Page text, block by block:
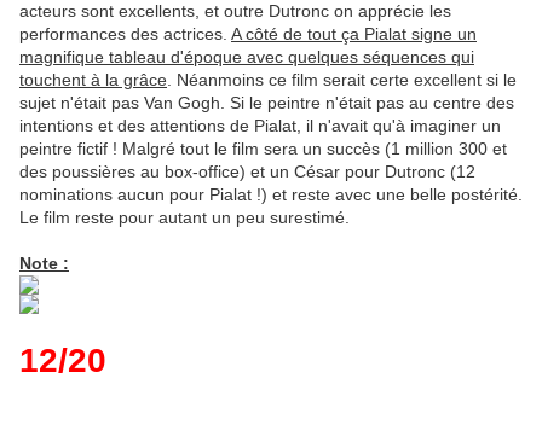
acteurs sont excellents, et outre Dutronc on apprécie les
performances des actrices. A côté de tout ça Pialat signe un
magnifique tableau d'époque avec quelques séquences qui
touchent à la grâce . Néanmoins ce film serait certe excellent si le
sujet n'était pas Van Gogh. Si le peintre n'était pas au centre des
intentions et des attentions de Pialat, il n'avait qu'à imaginer un
peintre fictif ! Malgré tout le film sera un succès (1 million 300 et
des poussières au box-office) et un César pour Dutronc (12
nominations aucun pour Pialat !) et reste avec une belle postérité.
Le film reste pour autant un peu surestimé.
Note :
12/20